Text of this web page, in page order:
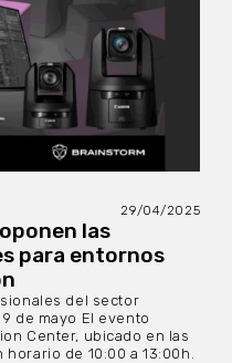
29/04/2025
las
para entornos
del sector
de mayo El evento
Center, ubicado en las
de 10:00 a 13:00h.